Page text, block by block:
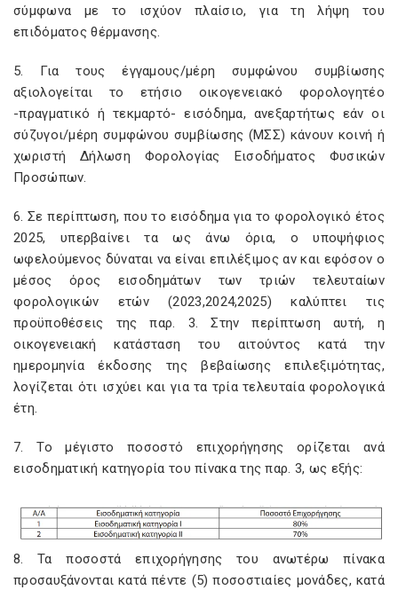
σύμφωνα με το ισχύον πλαίσιο, για τη λήψη του
επιδόματος θέρμανσης.
5. Για τους έγγαμους/μέρη συμφώνου συμβίωσης
αξιολογείται το ετήσιο οικογενειακό φορολογητέο
-πραγματικό ή τεκμαρτό- εισόδημα, ανεξαρτήτως εάν οι
σύζυγοι/μέρη συμφώνου συμβίωσης (ΜΣΣ) κάνουν κοινή ή
χωριστή Δήλωση Φορολογίας Εισοδήματος Φυσικών
Προσώπων.
6. Σε περίπτωση, που το εισόδημα για το φορολογικό έτος
2025, υπερβαίνει τα ως άνω όρια, ο υποψήφιος
ωφελούμενος δύναται να είναι επιλέξιμος αν και εφόσον ο
μέσος όρος εισοδημάτων των τριών τελευταίων
φορολογικών ετών (2023,2024,2025) καλύπτει τις
προϋποθέσεις της παρ. 3. Στην περίπτωση αυτή, η
οικογενειακή κατάσταση του αιτούντος κατά την
ημερομηνία έκδοσης της βεβαίωσης επιλεξιμότητας,
λογίζεται ότι ισχύει και για τα τρία τελευταία φορολογικά
έτη.
7. Το μέγιστο ποσοστό επιχορήγησης ορίζεται ανά
εισοδηματική κατηγορία του πίνακα της παρ. 3, ως εξής:
8. Τα ποσοστά επιχορήγησης του ανωτέρω πίνακα
προσαυξάνονται κατά πέντε (5) ποσοστιαίες μονάδες, κατά